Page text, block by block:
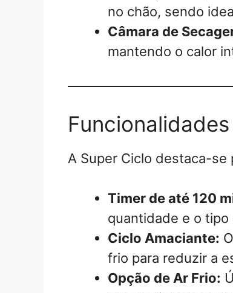
no chão, sendo
Câmara de
mantendo o calor
A Super Ciclo destaca-
Timer de até 120
quantidade e o
Ciclo Amaciante:
frio para reduzir a
Opção de Ar Frio: